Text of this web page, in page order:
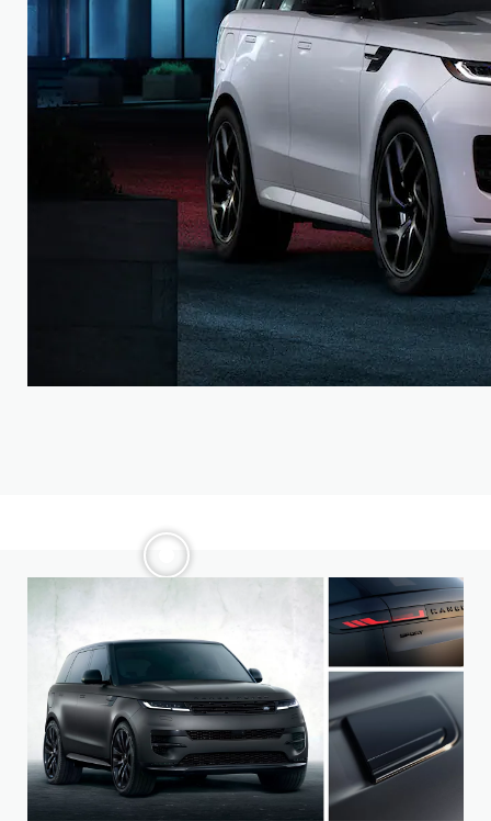
Choisissez parmi nos modèles distincts. Ensuite,
personnalisez-le.